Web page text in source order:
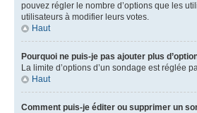
pouvez régler le nombre d’options que les
utilisateurs à modifier leurs votes.
Haut
Pourquoi ne puis-je pas ajouter plus
La limite d’options d’un sondage est réglée
Haut
Comment puis-je éditer ou supprimer un